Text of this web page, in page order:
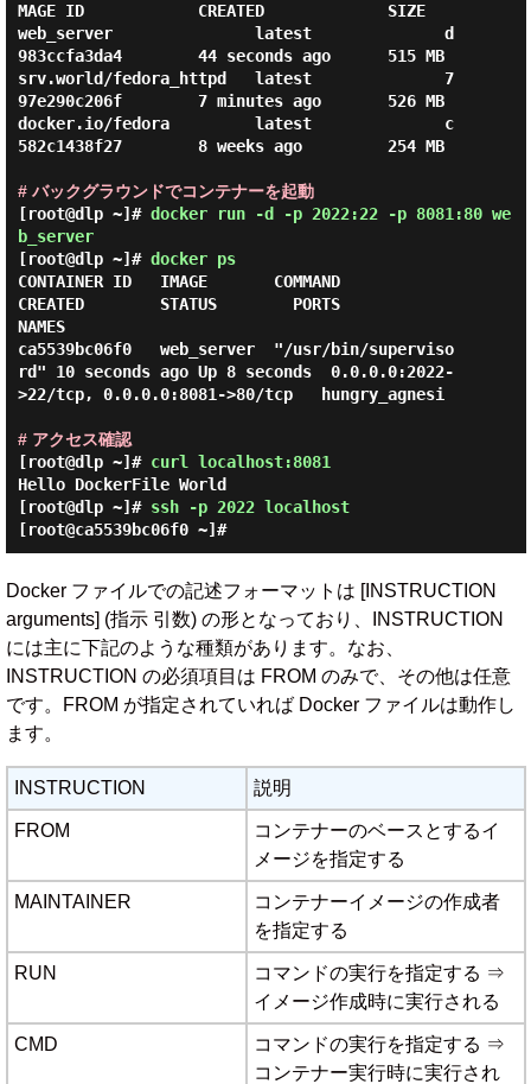
MAGE ID            CREATED             SIZE
web_server               latest              d
983ccfa3da4        44 seconds ago      515 MB
srv.world/fedora_httpd   latest              7
97e290c206f        7 minutes ago       526 MB
docker.io/fedora         latest              c
582c1438f27        8 weeks ago         254 MB
# バックグラウンドでコンテナーを起動
[root@dlp ~]# docker run -d -p 2022:22 -p 8081:80 we
b_server
[root@dlp ~]# docker ps
CONTAINER ID   IMAGE       COMMAND
CREATED        STATUS        PORTS
NAMES
ca5539bc06f0   web_server  "/usr/bin/superviso
rd" 10 seconds ago Up 8 seconds  0.0.0.0:2022-
>22/tcp, 0.0.0.0:8081->80/tcp   hungry_agnesi
# アクセス確認
[root@dlp ~]# curl localhost:8081
Hello DockerFile World
[root@dlp ~]# ssh -p 2022 localhost
[root@ca5539bc06f0 ~]#
Docker ファイルでの記述フォーマットは [INSTRUCTION
arguments] (指示 引数) の形となっており、INSTRUCTION
には主に下記のような種類があります。なお、
INSTRUCTION の必須項目は FROM のみで、その他は任意
です。FROM が指定されていれば Docker ファイルは動作し
ます。
INSTRUCTION 説明
FROM
コンテナーのベースとするイ
メージを指定する
MAINTAINER
コンテナーイメージの作成者
を指定する
RUN
コマンドの実行を指定する ⇒
イメージ作成時に実行される
CMD
コマンドの実行を指定する ⇒
コンテナー実行時に実行され